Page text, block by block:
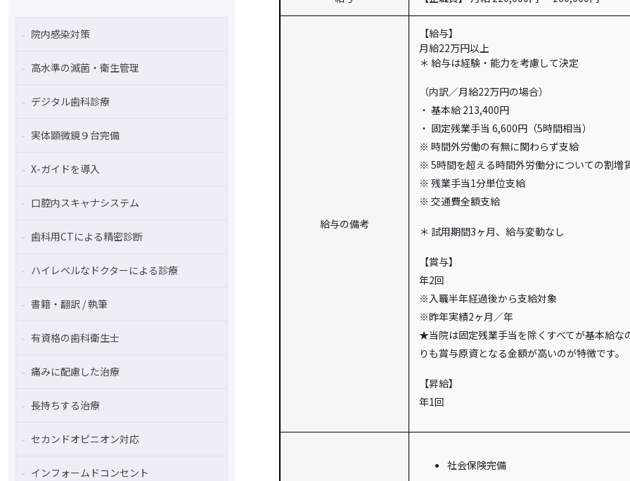
給与の備考
【給与】
月給22万円以上
＊ 給与は経験・能力を考慮して決定
（内訳／月給22万円の場合）
・ 基本給 213,400円
・ 固定残業手当 6,600円（5時間相当）
※ 時間外労働の有無に関わらず支給
※ 5時間を超える時間外労働分についての割増
※ 残業手当1分単位支給
※ 交通費全額支給
＊ 試用期間3ヶ月、給与変動なし
【賞与】
年2回
※入職半年経過後から支給対象
※昨年実績2ヶ月／年
★当院は固定残業手当を除くすべてが基本給な
りも賞与原資となる金額が高いのが特徴です。
【昇給】
年1回
社会保険完備
院内感染対策
高水準の滅菌・衛生管理
デジタル歯科診療
実体顕微鏡９台完備
X-ガイドを導入
口腔内スキャナシステム
歯科用CTによる精密診断
ハイレベルなドクターによる診療
書籍・翻訳 / 執筆
有資格の歯科衛生士
痛みに配慮した治療
長持ちする治療
セカンドオピニオン対応
インフォームドコンセント